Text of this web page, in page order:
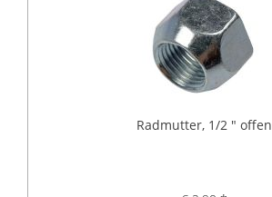
Radmutter, 1/2 " offen